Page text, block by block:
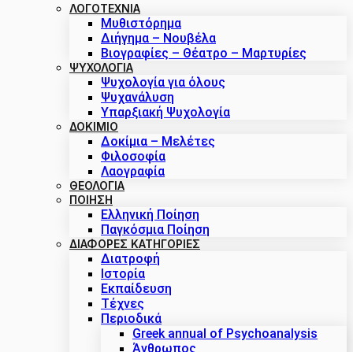
ΛΟΓΟΤΕΧΝΙΑ
Μυθιστόρημα
Διήγημα – Νουβέλα
Βιογραφίες – Θέατρο – Μαρτυρίες
ΨΥΧΟΛΟΓΙΑ
Ψυχολογία για όλους
Ψυχανάλυση
Υπαρξιακή Ψυχολογία
ΔΟΚΊΜΙΟ
Δοκίμια – Μελέτες
Φιλοσοφία
Λαογραφία
ΘΕΟΛΟΓΙΑ
ΠΟΙΗΣΗ
Ελληνική Ποίηση
Παγκόσμια Ποίηση
ΔΙΑΦΟΡΕΣ ΚΑΤΗΓΟΡΙΕΣ
Διατροφή
Ιστορία
Εκπαίδευση
Τέχνες
Περιοδικά
Greek annual of Psychoanalysis
Άνθρωπος